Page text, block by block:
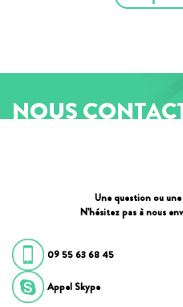
NOUS
Une question ou
N’hésitez pas à nous
09 55 63 68 45
Appel Skype